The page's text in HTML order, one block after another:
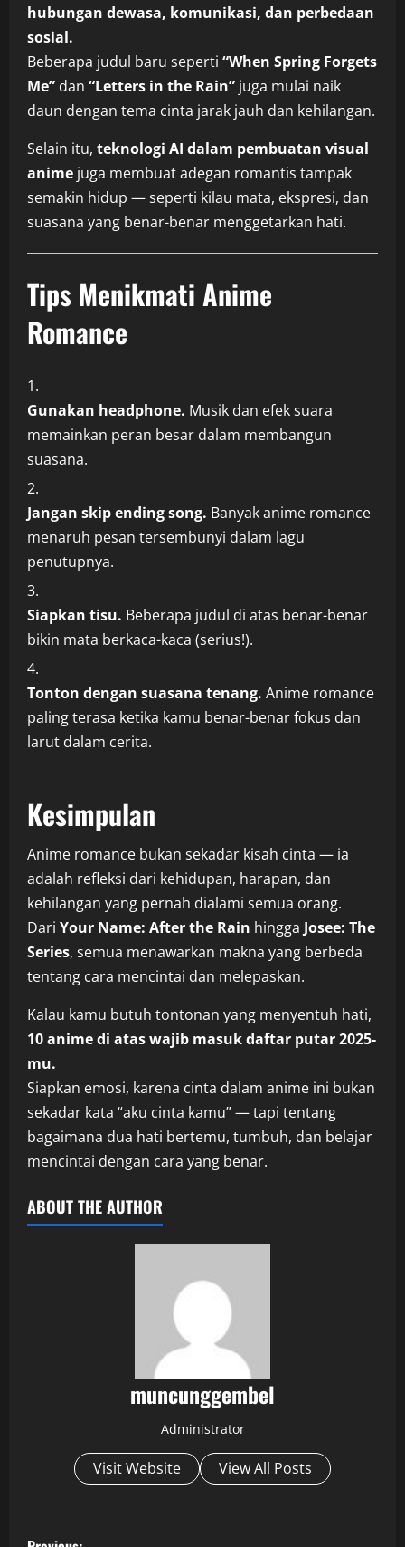
hubungan dewasa, komunikasi, dan perbedaan
sosial.
Beberapa judul baru seperti “When Spring Forgets
Me” dan “Letters in the Rain” juga mulai naik
daun dengan tema cinta jarak jauh dan kehilangan.
Selain itu, teknologi AI dalam pembuatan visual
anime juga membuat adegan romantis tampak
semakin hidup — seperti kilau mata, ekspresi, dan
suasana yang benar-benar menggetarkan hati.
Tips Menikmati Anime
Romance
Gunakan headphone. Musik dan efek suara
memainkan peran besar dalam membangun
suasana.
Jangan skip ending song. Banyak anime romance
menaruh pesan tersembunyi dalam lagu
penutupnya.
Siapkan tisu. Beberapa judul di atas benar-benar
bikin mata berkaca-kaca (serius!).
Tonton dengan suasana tenang. Anime romance
paling terasa ketika kamu benar-benar fokus dan
larut dalam cerita.
Kesimpulan
Anime romance bukan sekadar kisah cinta — ia
adalah refleksi dari kehidupan, harapan, dan
kehilangan yang pernah dialami semua orang.
Dari Your Name: After the Rain hingga Josee: The
Series, semua menawarkan makna yang berbeda
tentang cara mencintai dan melepaskan.
Kalau kamu butuh tontonan yang menyentuh hati,
10 anime di atas wajib masuk daftar putar 2025-
mu.
Siapkan emosi, karena cinta dalam anime ini bukan
sekadar kata “aku cinta kamu” — tapi tentang
bagaimana dua hati bertemu, tumbuh, dan belajar
mencintai dengan cara yang benar.
ABOUT THE AUTHOR
muncunggembel
Administrator
Visit Website View All Posts
P